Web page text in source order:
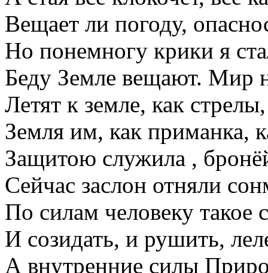
Вещает ли погоду,
Но понемногу крики я
Беду Земле вещают. Мир
Летят к земле, как
Земля им, как приманка,
Защитою служила ,
Сейчас заслон отняли
По силам человеку такое
И созидать, и рушить,
А внутренние силы